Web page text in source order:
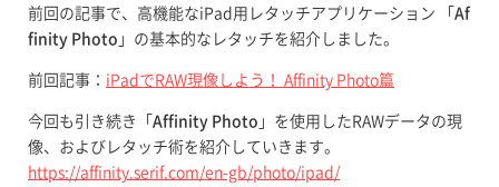
前回の記事で、高機能なiPad用レタッチアプリケーション 「 Af
finity Photo 」の基本的なレタッチを紹介しました。
前回記事： iPadでRAW現像しよう！ Affinity Photo篇
今回も引き続き「 Affinity Photo 」を使用したRAWデータの現
像、およびレタッチ術を紹介していきます。
https://affinity.serif.com/en-gb/photo/ipad/